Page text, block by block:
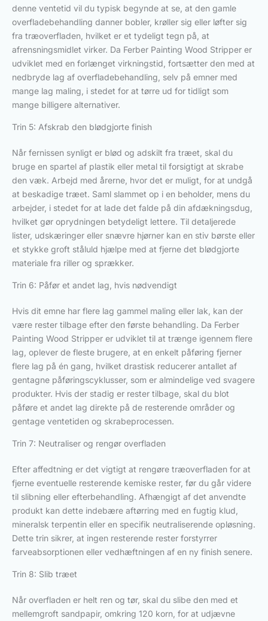
denne ventetid vil du typisk begynde at se, at den gamle
overfladebehandling danner bobler, krøller sig eller løfter sig
fra træoverfladen, hvilket er et tydeligt tegn på, at
afrensningsmidlet virker. Da Ferber Painting Wood Stripper er
udviklet med en forlænget virkningstid, fortsætter den med at
nedbryde lag af overfladebehandling, selv på emner med
mange lag maling, i stedet for at tørre ud for tidligt som
mange billigere alternativer.
Trin 5: Afskrab den blødgjorte finish
Når fernissen synligt er blød og adskilt fra træet, skal du
bruge en spartel af plastik eller metal til forsigtigt at skrabe
den væk. Arbejd med årerne, hvor det er muligt, for at undgå
at beskadige træet. Saml slammet op i en beholder, mens du
arbejder, i stedet for at lade det falde på din afdækningsdug,
hvilket gør oprydningen betydeligt lettere. Til detaljerede
lister, udskæringer eller snævre hjørner kan en stiv børste eller
et stykke groft ståluld hjælpe med at fjerne det blødgjorte
materiale fra riller og sprækker.
Trin 6: Påfør et andet lag, hvis nødvendigt
Hvis dit emne har flere lag gammel maling eller lak, kan der
være rester tilbage efter den første behandling. Da Ferber
Painting Wood Stripper er udviklet til at trænge igennem flere
lag, oplever de fleste brugere, at en enkelt påføring fjerner
flere lag på én gang, hvilket drastisk reducerer antallet af
gentagne påføringscyklusser, som er almindelige ved svagere
produkter. Hvis der stadig er rester tilbage, skal du blot
påføre et andet lag direkte på de resterende områder og
gentage ventetiden og skrabeprocessen.
Trin 7: Neutraliser og rengør overfladen
Efter affedtning er det vigtigt at rengøre træoverfladen for at
fjerne eventuelle resterende kemiske rester, før du går videre
til slibning eller efterbehandling. Afhængigt af det anvendte
produkt kan dette indebære aftørring med en fugtig klud,
mineralsk terpentin eller en specifik neutraliserende opløsning.
Dette trin sikrer, at ingen resterende rester forstyrrer
farveabsorptionen eller vedhæftningen af en ny finish senere.
Trin 8: Slib træet
Når overfladen er helt ren og tør, skal du slibe den med et
mellemgroft sandpapir, omkring 120 korn, for at udjævne